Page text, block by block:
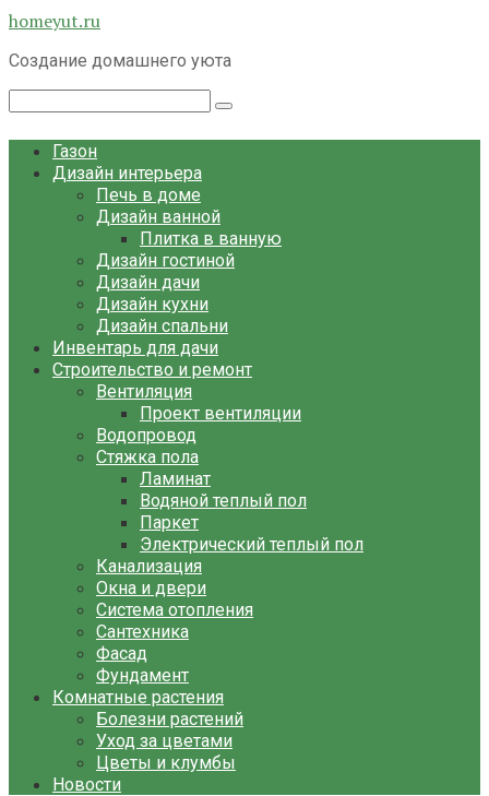
Перейти
контенту
homeyut.ru
Создание домашнего уюта
Газон
Дизайн интерьера
Печь в доме
Дизайн ванной
Плитка в ванную
Дизайн гостиной
Дизайн дачи
Дизайн кухни
Дизайн спальни
Инвентарь для дачи
Строительство и ремонт
Вентиляция
Проект вентиляции
Водопровод
Стяжка пола
Ламинат
Водяной теплый пол
Паркет
Электрический теплый пол
Канализация
Окна и двери
Система отопления
Сантехника
Фасад
Фундамент
Комнатные растения
Болезни растений
Уход за цветами
Цветы и клумбы
Новости